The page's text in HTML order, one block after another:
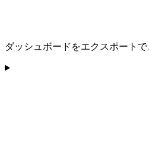
ダッシュボードをエクスポートで